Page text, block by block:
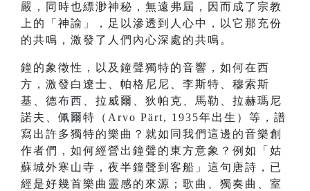
嚴，同時也縹渺神秘，無遠弗屆，因而成了宗教
上的「神諭」，足以滲透到人心中，以它那充份
的共鳴，激發了人們內心深處的共鳴。
鐘的象徵性，以及鐘聲獨特的音響，如何在西
方，激發白遼士、帕格尼尼、李斯特、穆索斯
基、德布西、拉威爾、狄帕克、馬勒、拉赫瑪尼
諾夫、佩爾特（Arvo Pärt, 1935年出生）等，譜
寫出許多獨特的樂曲？就如同我們這邊的音樂創
作者們，如何經營出鐘聲的東方意象？例如「姑
蘇城外寒山寺，夜半鐘聲到客船」這句唐詩，已
經是好幾首樂曲靈感的來源；歌曲、獨奏曲、室